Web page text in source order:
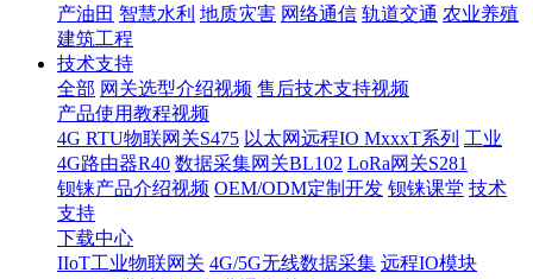
产油田 智慧水利 地质灾害 网络通信 轨道交通 农业养殖
建筑工程
技术支持
全部 网关选型介绍视频 售后技术支持视频
产品使用教程视频
4G RTU物联网关S475 以太网远程IO MxxxT系列 工业
4G路由器R40 数据采集网关BL102 LoRa网关S281
钡铼产品介绍视频 OEM/ODM定制开发 钡铼课堂 技术
支持
下载中心
IIoT工业物联网关 4G/5G无线数据采集 远程IO模块